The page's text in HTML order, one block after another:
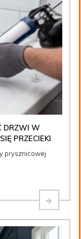
DRZWI W
PRZECIEKI
prysznicowej